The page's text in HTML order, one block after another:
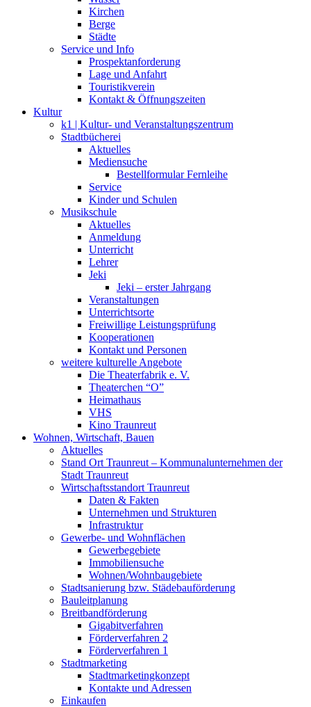
Kirchen
Berge
Städte
Service und Info
Prospektanforderung
Lage und Anfahrt
Touristikverein
Kontakt & Öffnungszeiten
Kultur
k1 | Kultur- und Veranstaltungszentrum
Stadtbücherei
Aktuelles
Mediensuche
Bestellformular Fernleihe
Service
Kinder und Schulen
Musikschule
Aktuelles
Anmeldung
Unterricht
Lehrer
Jeki
Jeki – erster Jahrgang
Veranstaltungen
Unterrichtsorte
Freiwillige Leistungsprüfung
Kooperationen
Kontakt und Personen
weitere kulturelle Angebote
Die Theaterfabrik e. V.
Theaterchen “O”
Heimathaus
VHS
Kino Traunreut
Wohnen, Wirtschaft, Bauen
Aktuelles
Stand Ort Traunreut – Kommunalunternehmen der
Stadt Traunreut
Wirtschaftsstandort Traunreut
Daten & Fakten
Unternehmen und Strukturen
Infrastruktur
Gewerbe- und Wohnflächen
Gewerbegebiete
Immobiliensuche
Wohnen/Wohnbaugebiete
Stadtsanierung bzw. Städebauförderung
Bauleitplanung
Breitbandförderung
Gigabitverfahren
Förderverfahren 2
Förderverfahren 1
Stadtmarketing
Stadtmarketingkonzept
Kontakte und Adressen
Einkaufen